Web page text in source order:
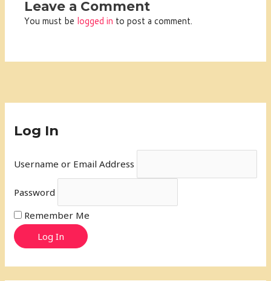
Leave a Comment
You must be logged in to post a comment.
Log In
Username or Email Address
Password
Remember Me
Log In